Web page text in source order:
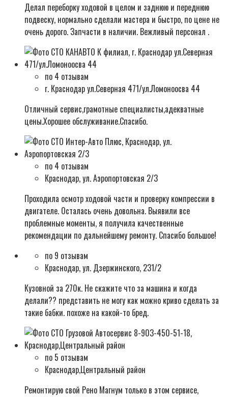
Делал переборку ходовой в целом и заднюю и переднюю
подвеску, нормально сделали мастера и быстро, по цене не
очень дорого. Запчасти в наличии. Вежливый персонал .
по 4 отзывам
г. Краснодар ул.Северная 471/ул.Ломоноосва 44
Отличный сервис,грамотные специалисты,адекватные
цены.Хорошее обслуживание.Спасибо.
по 4 отзывам
Краснодар, ул. Аэропортовская 2/3
Проходила осмотр ходовой части и проверку компрессии в
двигателе. Осталась очень довольна. Выявили все
проблемные моменты, я получила качественные
рекомендации по дальнейшему ремонту. Спасибо большое!
по 9 отзывам
Краснодар, ул. Дзержинского, 231/2
Кузовной за 270к. Не скажите что за машина и когда
делали?? представить не могу как можно криво сделать за
такие бабки. похоже на какой-то бред.
по 5 отзывам
Краснодар,Центральный район
Ремонтирую свой Рено Магнум только в этом сервисе,